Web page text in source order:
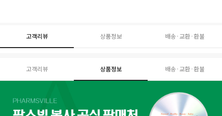
고객리뷰 상품정보 배송·교환·환불
고객리뷰 상품정보 배송·교환·환불